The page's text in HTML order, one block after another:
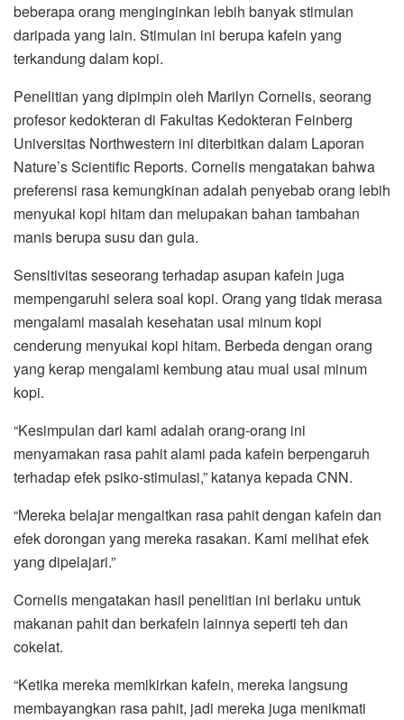
beberapa orang menginginkan lebih banyak stimulan
daripada yang lain. Stimulan ini berupa kafein yang
terkandung dalam kopi.
Penelitian yang dipimpin oleh Marilyn Cornelis, seorang
profesor kedokteran di Fakultas Kedokteran Feinberg
Universitas Northwestern ini diterbitkan dalam Laporan
Nature’s Scientific Reports. Cornelis mengatakan bahwa
preferensi rasa kemungkinan adalah penyebab orang lebih
menyukai kopi hitam dan melupakan bahan tambahan
manis berupa susu dan gula.
Sensitivitas seseorang terhadap asupan kafein juga
mempengaruhi selera soal kopi. Orang yang tidak merasa
mengalami masalah kesehatan usai minum kopi
cenderung menyukai kopi hitam. Berbeda dengan orang
yang kerap mengalami kembung atau mual usai minum
kopi.
“Kesimpulan dari kami adalah orang-orang ini
menyamakan rasa pahit alami pada kafein berpengaruh
terhadap efek psiko-stimulasi,” katanya kepada CNN.
“Mereka belajar mengaitkan rasa pahit dengan kafein dan
efek dorongan yang mereka rasakan. Kami melihat efek
yang dipelajari.”
Cornelis mengatakan hasil penelitian ini berlaku untuk
makanan pahit dan berkafein lainnya seperti teh dan
cokelat.
“Ketika mereka memikirkan kafein, mereka langsung
membayangkan rasa pahit, jadi mereka juga menikmati